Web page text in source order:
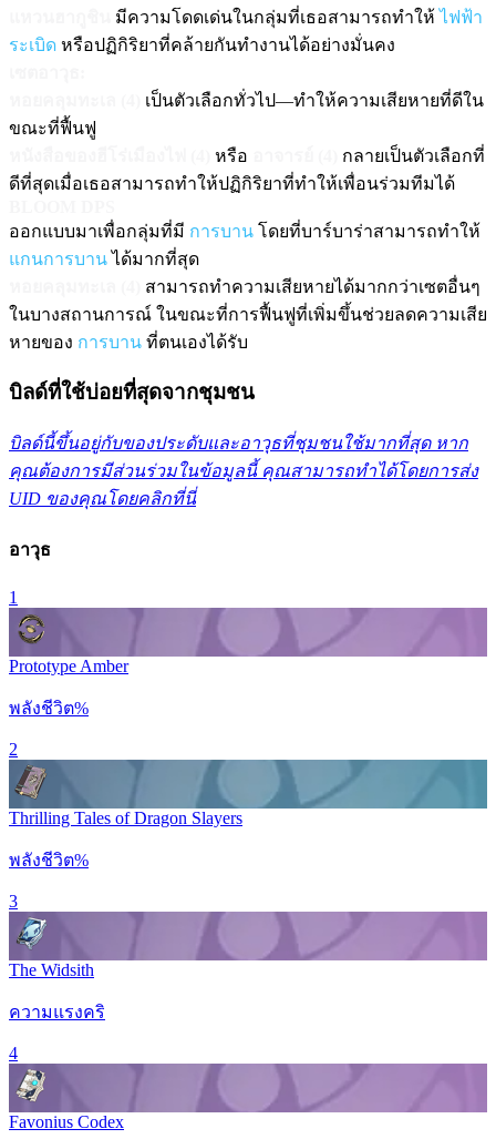
มีความโดดเด่นในกลุ่มที่เธอสามารถทำให้ไฟฟ้า
ระเบิด หรือปฏิกิริยาที่คล้ายกันทำงานได้อย่างมั่นคง
เป็นตัวเลือกทั่วไป—ทำให้ความเสียหายที่ดีใน
ขณะที่ฟื้นฟู
หรือ
กลายเป็นตัวเลือกที่
ดีที่สุดเมื่อเธอสามารถทำให้ปฏิกิริยาที่ทำให้เพื่อนร่วมทีมได้
ออกแบบมาเพื่อกลุ่มที่มี การบาน โดยที่บาร์บาร่าสามารถทำให้
แกนการบานได้มากที่สุด
สามารถทำความเสียหายได้มากกว่าเซตอื่นๆ
ในบางสถานการณ์ ในขณะที่การฟื้นฟูที่เพิ่มขึ้นช่วยลดความเสีย
หายของ การบาน ที่ตนเองได้รับ
บิลด์ที่ใช้บ่อยที่สุดจากชุมชน
บิลด์นี้ขึ้นอยู่กับของประดับและอาวุธที่ชุมชนใช้มากที่สุด หาก
คุณต้องการมีส่วนร่วมในข้อมูลนี้ คุณสามารถทำได้โดยการส่ง
UID ของคุณโดยคลิกที่นี่
อาวุธ
1
Prototype Amber
พลังชีวิต%
2
Thrilling Tales of Dragon Slayers
พลังชีวิต%
3
The Widsith
ความแรงคริ
4
Favonius Codex